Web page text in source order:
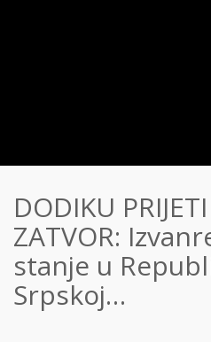
DODIKU PRIJETI
ZATVOR:
stanje u
Srpskoj…